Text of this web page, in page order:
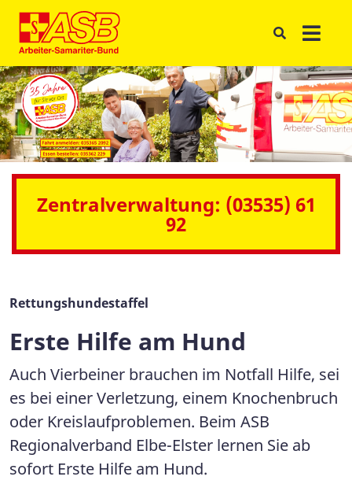
Zentralverwaltung: (03535) 61
92
Rettungshundestaffel
Erste Hilfe am Hund
Auch Vierbeiner brauchen im Notfall Hilfe, sei
es bei einer Verletzung, einem Knochenbruch
oder Kreislaufproblemen. Beim ASB
Regionalverband Elbe-Elster lernen Sie ab
sofort Erste Hilfe am Hund.